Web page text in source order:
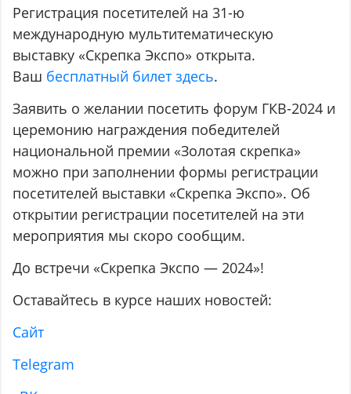
Регистрация посетителей на 31-ю
международную мультитематическую
выставку «Скрепка Экспо» открыта.
Ваш бесплатный билет здесь.
Заявить о желании посетить форум ГКВ-2024 и
церемонию награждения победителей
национальной премии «Золотая скрепка»
можно при заполнении формы регистрации
посетителей выставки «Скрепка Экспо». Об
открытии регистрации посетителей на эти
мероприятия мы скоро сообщим.
До встречи «Скрепка Экспо — 2024»!
Оставайтесь в курсе наших новостей:
Cайт
Telegram